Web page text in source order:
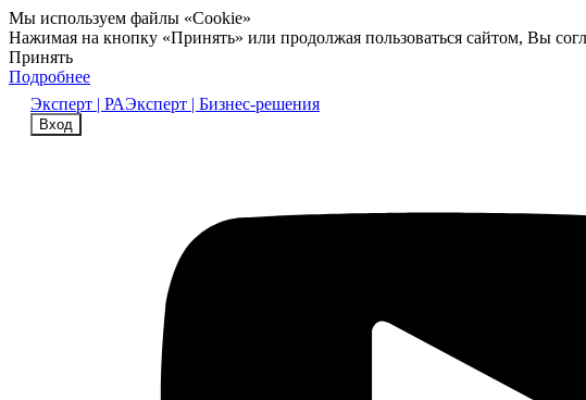
Мы используем файлы «Cookie»
Нажимая на кнопку «Принять» или продолжая пользоваться сайтом, Вы
Принять
Подробнее
Эксперт | РАЭксперт | Бизнес-решения
Вход